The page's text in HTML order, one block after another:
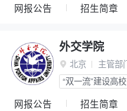
网报公告 招生简章
外交学院
 北京 主管部
“双一流”建设高校
网报公告 招生简章